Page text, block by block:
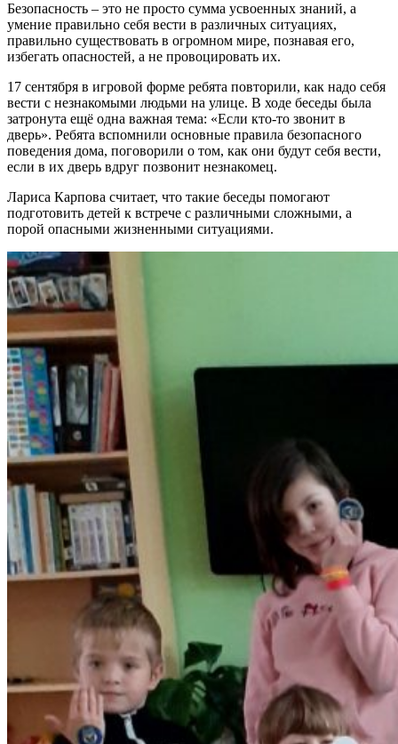
Безопасность – это не просто сумма усвоенных знаний, а
умение правильно себя вести в различных ситуациях,
правильно существовать в огромном мире, познавая его,
избегать опасностей, а не провоцировать их.
17 сентября в игровой форме ребята повторили, как надо себя
вести с незнакомыми людьми на улице. В ходе беседы была
затронута ещё одна важная тема: «Если кто-то звонит в
дверь». Ребята вспомнили основные правила безопасного
поведения дома, поговорили о том, как они будут себя вести,
если в их дверь вдруг позвонит незнакомец.
Лариса Карпова считает, что такие беседы помогают
подготовить детей к встрече с различными сложными, а
порой опасными жизненными ситуациями.